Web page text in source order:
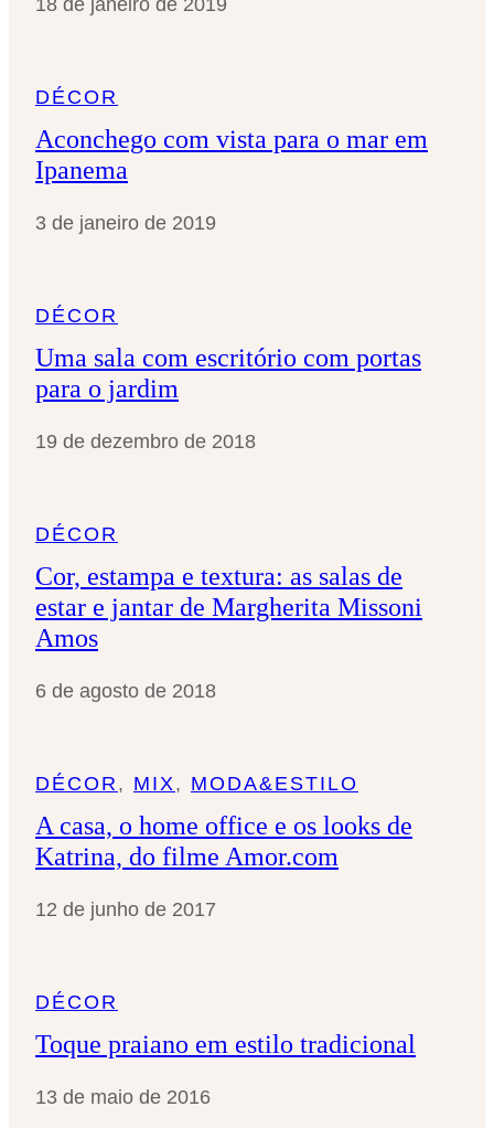
DÉCOR
Aconchego com vista para o mar em
Ipanema
3 de janeiro de 2019
DÉCOR
Uma sala com escritório com portas
para o jardim
19 de dezembro de 2018
DÉCOR
Cor, estampa e textura: as salas de
estar e jantar de Margherita Missoni
Amos
6 de agosto de 2018
DÉCOR , MIX , MODA&ESTILO
A casa, o home office e os looks de
Katrina, do filme Amor.com
12 de junho de 2017
DÉCOR
Toque praiano em estilo tradicional
13 de maio de 2016